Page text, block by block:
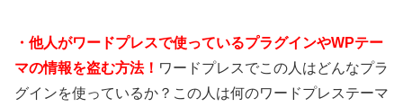
・ 他人がワードプレスで使っているプラグインやWPテー
マの情報を盗む方法！ ワードプレスでこの人はどんなプラ
グインを使っているか？この人は何のワードプレステーマ